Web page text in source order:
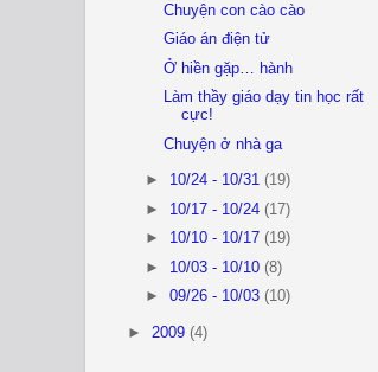
Chuyện con cào cào
Giáo án điện tử
Ở hiền gặp… hành
Làm thầy giáo dạy tin học rất
cực!
Chuyện ở nhà ga
► 10/24 - 10/31(19)
► 10/17 - 10/24(17)
► 10/10 - 10/17(19)
► 10/03 - 10/10(8)
►09/26 - 10/03(10)
► 2009 (4)